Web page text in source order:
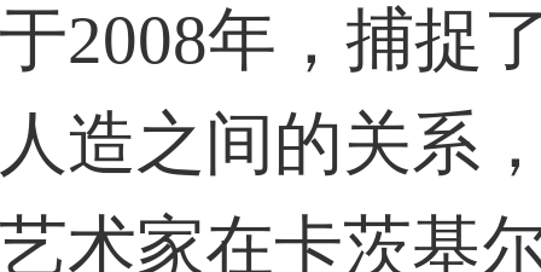
2008年，捕捉
造之间的关系
术家在卡茨基